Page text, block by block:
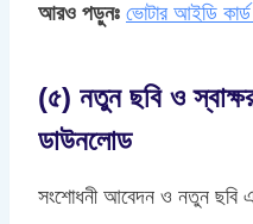
আরও পড়ুনঃ ভোটার আইডি
(৫) নতুন ছবি ও
ডাউনলোড
সংশোধনী আবেদন ও নতুন ছবি